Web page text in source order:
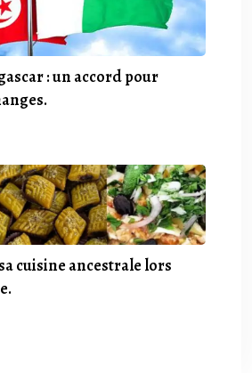
: un accord pour
cuisine ancestrale lors